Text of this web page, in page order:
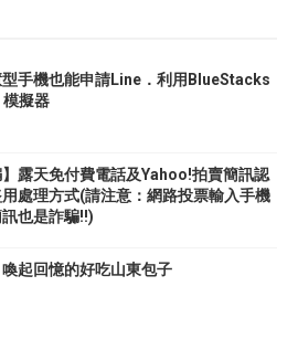
手機也能申請Line．利用BlueStacks
擬器
】露天免付費電話及Yahoo!拍賣簡訊認
處理方式(請注意：網路投票輸入手機
也是詐騙!!)
起回憶的好吃山東包子